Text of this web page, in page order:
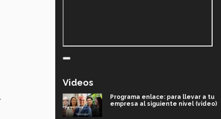
Videos
Programa enlace: para llevar a tu
empresa al siguiente nivel (video)